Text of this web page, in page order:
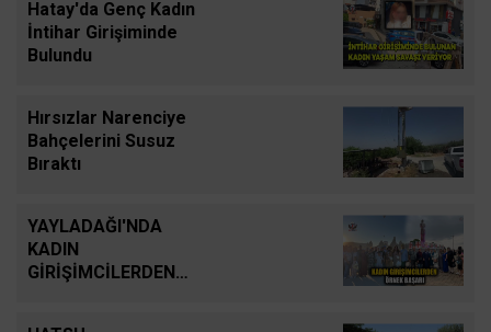
Hatay'da Genç Kadın
İntihar Girişiminde
Bulundu
Hırsızlar Narenciye
Bahçelerini Susuz
Bıraktı
YAYLADAĞI'NDA
KADIN
GİRİŞİMCİLERDEN